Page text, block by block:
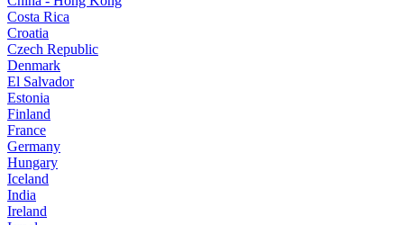
Costa Rica
Croatia
Czech Republic
Denmark
El Salvador
Estonia
Finland
France
Germany
Hungary
Iceland
India
Ireland